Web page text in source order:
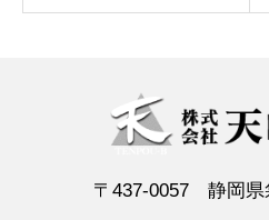
〒437-0057 静岡県